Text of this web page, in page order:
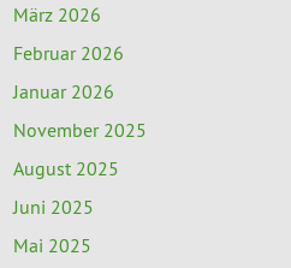
März 2026
Februar 2026
Januar 2026
November 2025
August 2025
Juni 2025
Mai 2025